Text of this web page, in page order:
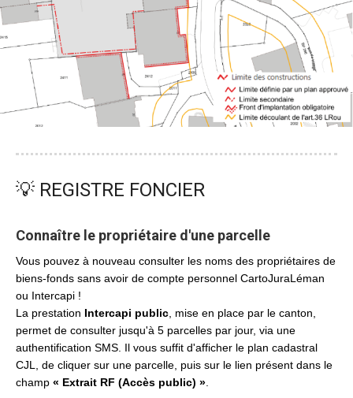
💡 REGISTRE FONCIER
Connaître le propriétaire d'une parcelle
Vous pouvez à nouveau consulter les noms des propriétaires de
biens-fonds sans avoir de compte personnel CartoJuraLéman
ou Intercapi !
La prestation Intercapi public, mise en place par le canton,
permet de consulter jusqu'à 5 parcelles par jour, via une
authentification SMS. Il vous suffit d'afficher le plan cadastral
CJL, de cliquer sur une parcelle, puis sur le lien présent dans le
champ « Extrait RF (Accès public) ».